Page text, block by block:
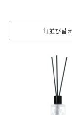
並び替え